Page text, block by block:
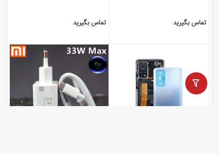
تماس بگیرید تماس بگیرید